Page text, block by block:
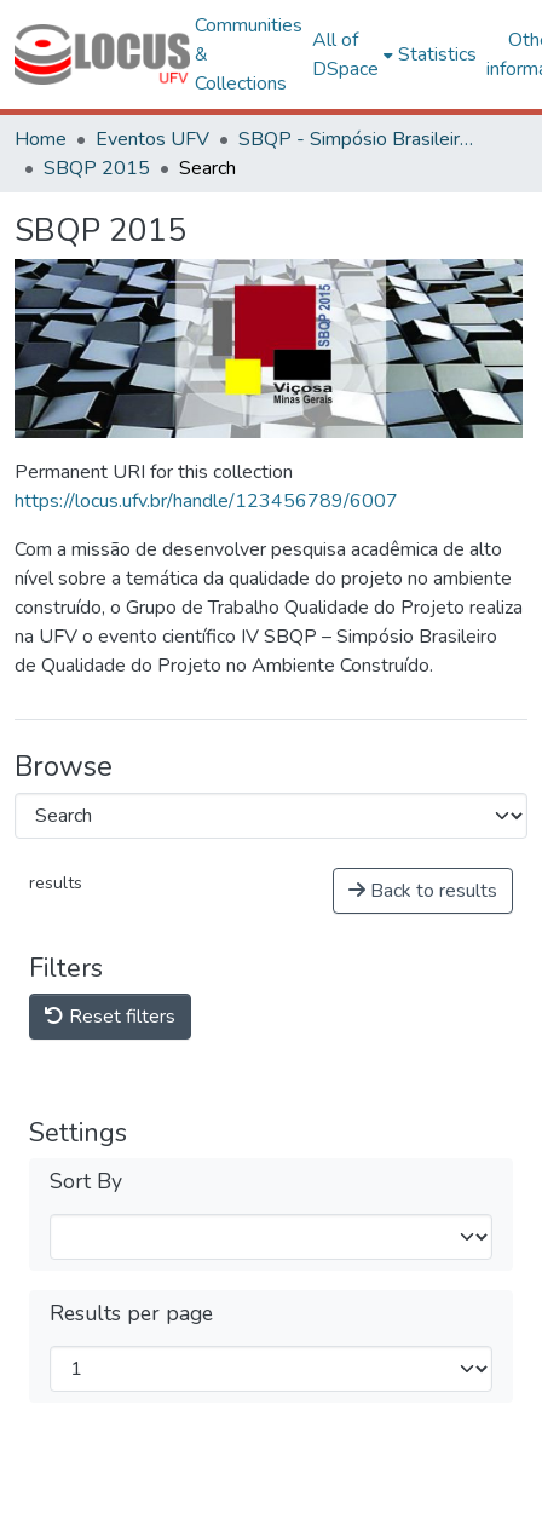
Communities
&
Collections
All of
DSpace
Statistics
Home Eventos UFV
SBQP - Simpósio Brasileiro de Qualidade do Projeto no Ambiente Construído
SBQP 2015
Search
SBQP 2015
Permanent URI for this collection
https://locus.ufv.br/handle/123456789/6007
Com a missão de desenvolver pesquisa acadêmica de alto
nível sobre a temática da qualidade do projeto no ambiente
construído, o Grupo de Trabalho Qualidade do Projeto realiza
na UFV o evento científico IV SBQP – Simpósio Brasileiro
de Qualidade do Projeto no Ambiente Construído.
Browse
results Back to results
Filters
Reset filters
Settings
Sort By
Results per page